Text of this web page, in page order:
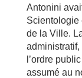
Antonini
Scientologie
de la Ville.
l’ordre
assumé au